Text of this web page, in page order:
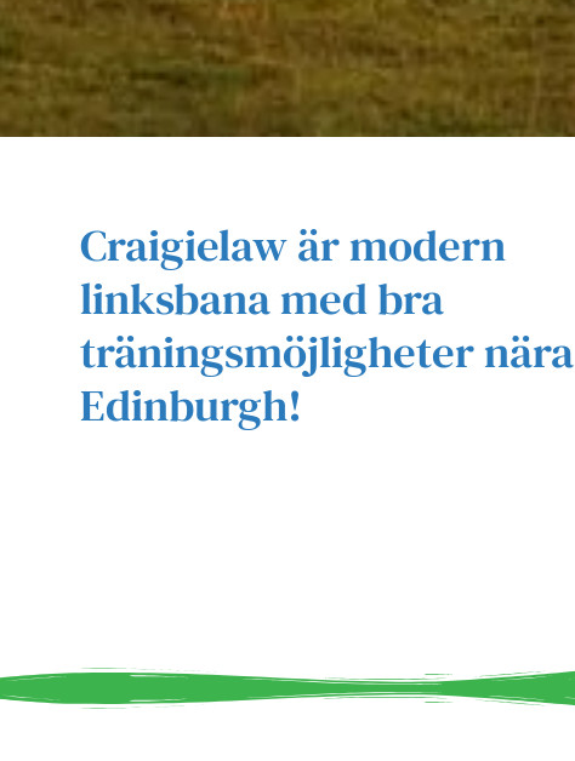
Craigielaw är modern
linksbana med bra
träningsmöjligheter nära
Edinburgh!